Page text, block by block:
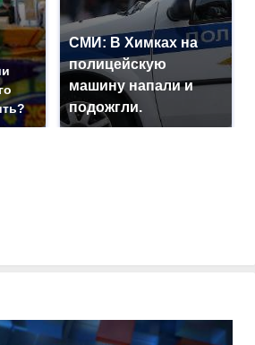
СМИ: В Химках на
полицейскую
машину напали и
подожгли.